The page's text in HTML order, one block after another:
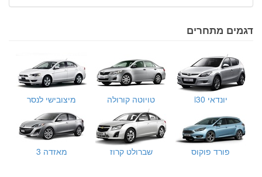
דגמים מתחרים
יונדאי i30 טויוטה קורולה מיצובישי לנסר
פורד פוקוס שברולט קרוז מאזדה 3